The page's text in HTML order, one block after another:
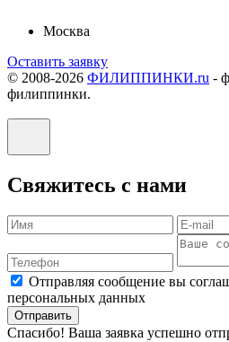
Москва
Оставить заявку
© 2008-2026 ФИЛИППИНКИ.ru -
филиппинки.
Свяжитесь с нами
Отправляя сообщение вы
персональных данных
Отправить
Спасибо! Ваша заявка успешно